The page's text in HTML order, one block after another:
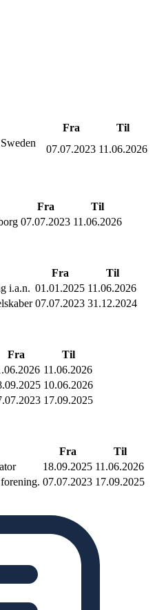
Fra
Til
07.07.2023 11.06.2026
Fra
Til
07.07.2023 11.06.2026
Fra
Til
i.a.n. 01.01.2025 11.06.2026
07.07.2023 31.12.2024
Fra
Til
11.06.2026
10.06.2026
17.09.2025
Fra
Til
18.09.2025 11.06.2026
07.07.2023 17.09.2025